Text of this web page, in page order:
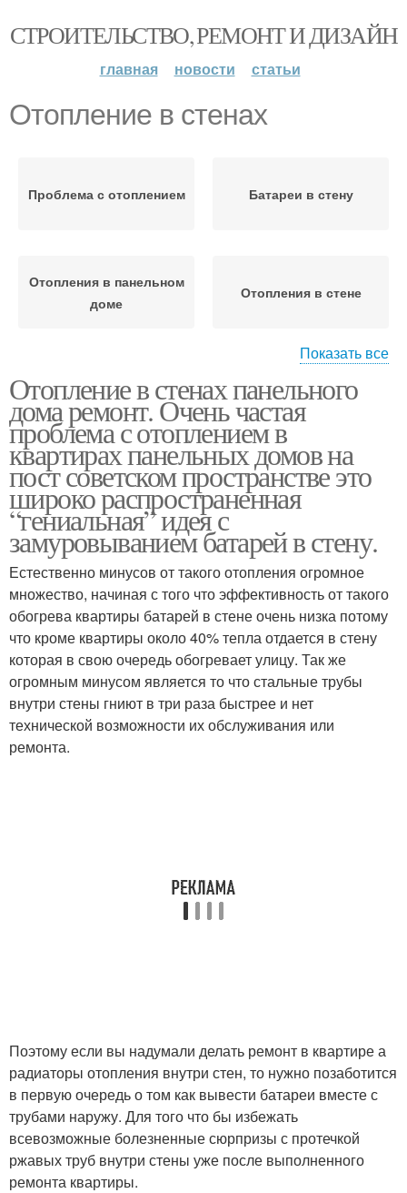
СТРОИТЕЛЬСТВО, РЕМОНТ И ДИЗАЙН
главная новости статьи
Отопление в стенах
Проблема с отоплением Батареи в стену
Отопления в панельном
доме
Отопления в стене
Батареи в стенах Отопления в квартирах
Отопления в стенах Отопления в хрущевке
Батареи в стене Отопления в нише
Показать все
Отопление в стенах панельного
дома ремонт. Очень частая
проблема с отоплением в
квартирах панельных домов на
пост советском пространстве это
широко распространенная
“гениальная” идея с
замуровыванием батарей в стену.
Естественно минусов от такого отопления огромное
множество, начиная с того что эффективность от такого
обогрева квартиры батарей в стене очень низка потому
что кроме квартиры около 40% тепла отдается в стену
которая в свою очередь обогревает улицу. Так же
огромным минусом является то что стальные трубы
внутри стены гниют в три раза быстрее и нет
технической возможности их обслуживания или
ремонта.
Поэтому если вы надумали делать ремонт в квартире а
радиаторы отопления внутри стен, то нужно позаботится
в первую очередь о том как вывести батареи вместе с
трубами наружу. Для того что бы избежать
всевозможные болезненные сюрпризы с протечкой
ржавых труб внутри стены уже после выполненного
ремонта квартиры.